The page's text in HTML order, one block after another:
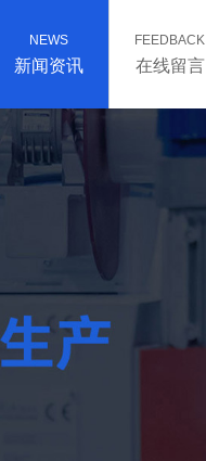
NEWS
新闻资讯
FEEDBACK
在线留言